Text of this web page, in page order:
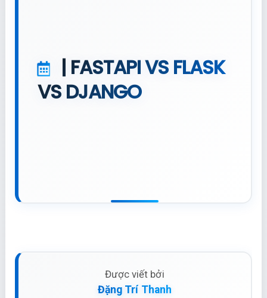
| FASTAPI VS FLASK
VS DJANGO
Được viết bởi
Đặng Trí Thanh